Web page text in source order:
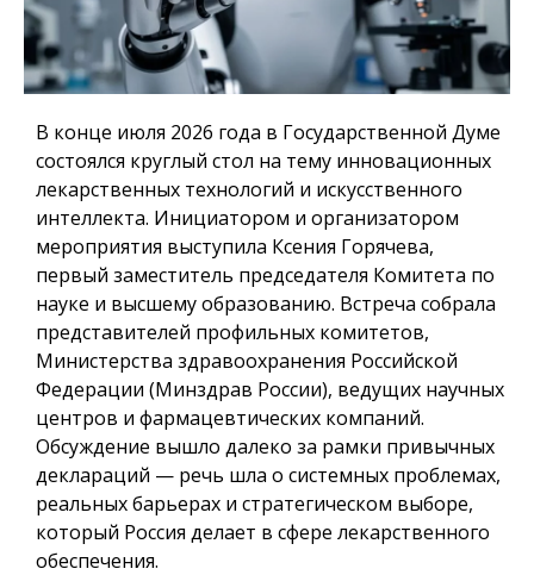
В конце июля 2026 года в Государственной Думе
состоялся круглый стол на тему инновационных
лекарственных технологий и искусственного
интеллекта. Инициатором и организатором
мероприятия выступила Ксения Горячева,
первый заместитель председателя Комитета по
науке и высшему образованию. Встреча собрала
представителей профильных комитетов,
Министерства здравоохранения Российской
Федерации (Минздрав России), ведущих научных
центров и фармацевтических компаний.
Обсуждение вышло далеко за рамки привычных
деклараций — речь шла о системных проблемах,
реальных барьерах и стратегическом выборе,
который Россия делает в сфере лекарственного
обеспечения.